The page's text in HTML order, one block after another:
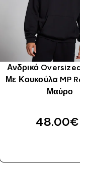
Ανδρικό Oversized
Με Κουκούλα MP
Μαύρο
48.00€‎